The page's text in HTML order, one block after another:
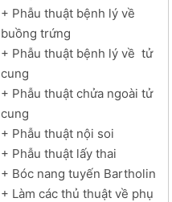
+ Phẫu thuật bệnh lý về
buồng trứng
+ Phẫu thuật bệnh lý về tử
cung
+ Phẫu thuật chửa ngoài tử
cung
+ Phẫu thuật nội soi
+ Phẫu thuật lấy thai
+ Bóc nang tuyến Bartholin
+ Làm các thủ thuật về phụ